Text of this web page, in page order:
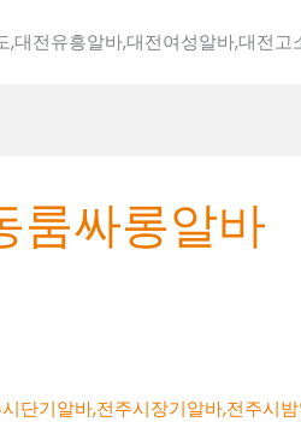
,대전유흥알바,대전여성알바,대전고
룸싸롱알바